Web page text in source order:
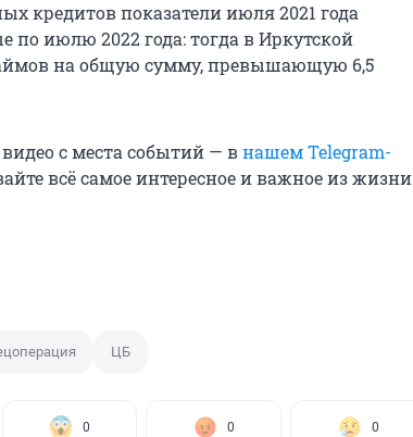
кредитов показатели июля 2021 года
июлю 2022 года: тогда в Иркутской
на общую сумму, превышающую 6,5
с места событий — внашем Telegram-
всё самое интересное и важное из жизни
ЦБ
0 0 0